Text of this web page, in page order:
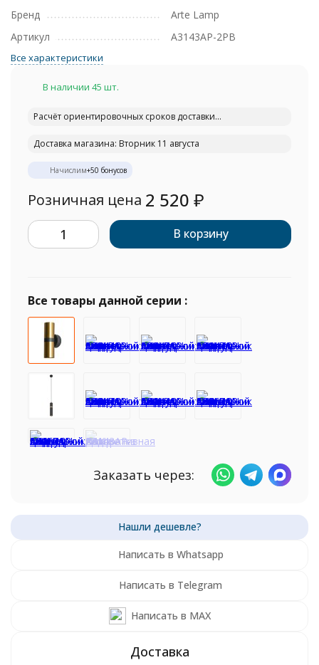
Бренд
Arte Lamp
Артикул
A3143AP-2PB
Все характеристики
В наличии 45 шт.
Расчёт ориентировочных сроков доставки...
Доставка магазина: Вторник 11 августа
Начислим+50 бонусов
Розничная цена 2 520 ₽
В корзину
Все товары данной серии :
Заказать через:
Написать в Whatsapp
Написать в Telegram
Написать в MAX